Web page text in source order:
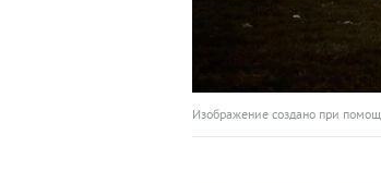
Изображение создано при